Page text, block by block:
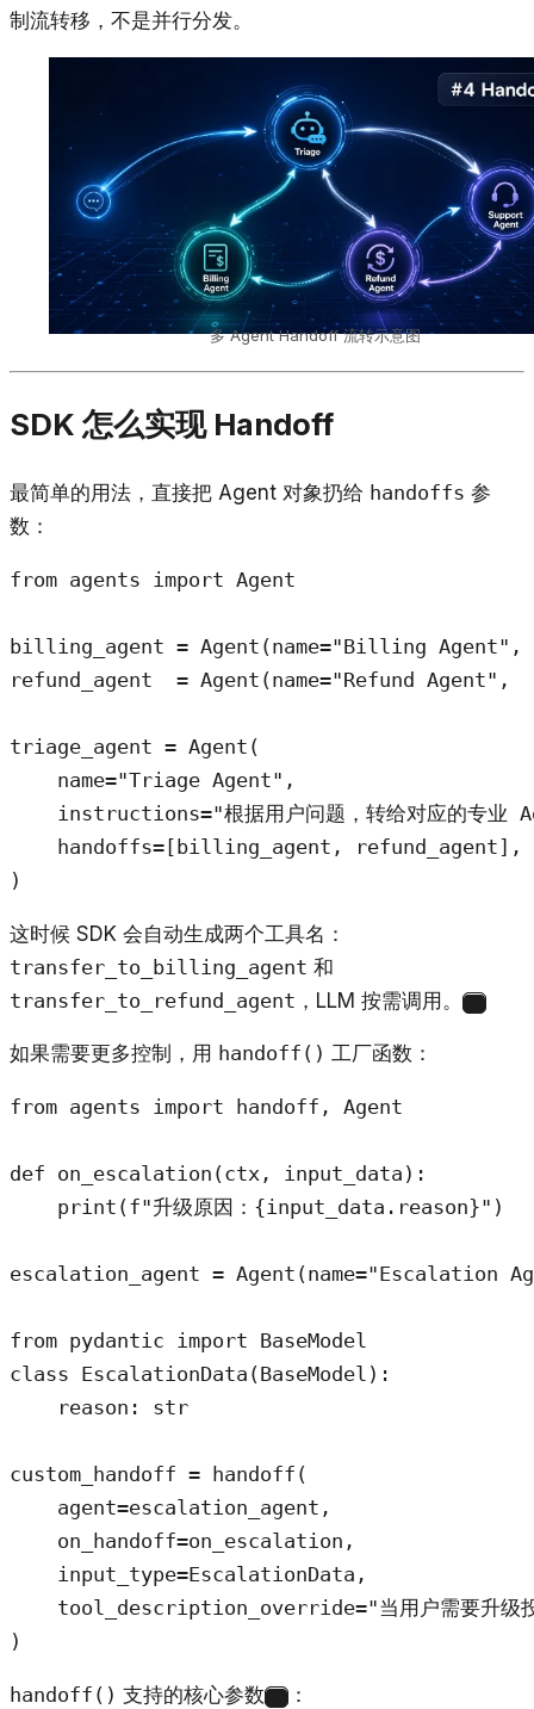
制流转移，不是并行分发。
多 Agent Handoff 流转示意图
SDK 怎么实现 Handoff
最简单的用法，直接把 Agent 对象扔给 handoffs 参
数：
from agents import Agent
billing_agent = Agent(name="Billing
refund_agent  = Agent(name="Refund
triage_agent = Agent(
    name="Triage Agent",
instructions="根据用户问题，转给对应的专业
    handoffs=[billing_agent, refund_agent],
)
这时候 SDK 会自动生成两个工具名：
transfer_to_billing_agent 和
transfer_to_refund_agent ，LLM 按需调用。
如果需要更多控制，用 handoff() 工厂函数：
from agents import handoff, Agent
def on_escalation(ctx, input_data):
    print(f"升级原因：{input_data.reason}")
escalation_agent =
from pydantic import BaseModel
class EscalationData(BaseModel):
    reason: str
custom_handoff = handoff(
    agent=escalation_agent,
    on_handoff=on_escalation,
    input_type=EscalationData,
tool_description_override="当用户需要升级
)
handoff() 支持的核心参数 ：